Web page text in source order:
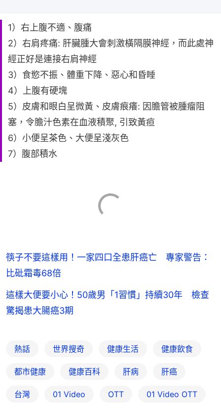
1）右上腹不適、腹痛
2）右肩疼痛: 肝臟腫大會刺激橫隔膜神經，而此處神
經正好是連接右肩神經
3）食慾不振、體重下降、惡心和昏睡
4）上腹有硬塊
5）皮膚和眼白呈微黃、皮膚痕癢: 因膽管被腫瘤阻
塞，令膽汁色素在血液積聚, 引致黃疸
6）小便呈茶色、大便呈淺灰色
7）腹部積水
筷子不要這樣用！一家四口全患肝癌亡 專家警告：
比砒霜毒68倍
這樣大便要小心！50歲男「1習慣」持續30年 檢查
驚揭患大腸癌3期
熱話 世界搜奇 健康生活 健康飲食
都市健康 健康百科 肝病 肝癌
台灣 01 Video OTT 01‌ ‌Video‌ ‌OTT